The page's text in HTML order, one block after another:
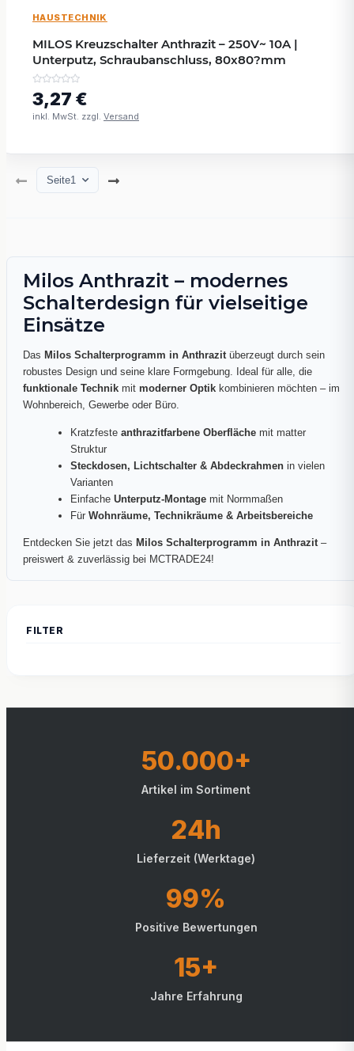
HAUSTECHNIK
MILOS Kreuzschalter Anthrazit – 250V~ 10A |
Unterputz, Schraubanschluss, 80x80?mm
3,27 €
inkl. MwSt. zzgl. Versand
Seite1
Milos Anthrazit – modernes
Schalterdesign für vielseitige
Einsätze
Das Milos Schalterprogramm in Anthrazitüberzeugt durch sein
robustes Design und seine klare Formgebung. Ideal für alle, die
funktionale Technik mit moderner Optik kombinieren möchten – im
Wohnbereich, Gewerbe oder Büro.
Kratzfeste anthrazitfarbene Oberfläche mit matter
Struktur
Steckdosen, Lichtschalter & Abdeckrahmen in vielen
Varianten
Einfache Unterputz-Montage mit Normmaßen
Für Wohnräume, Technikräume & Arbeitsbereiche
Entdecken Sie jetzt das Milos Schalterprogramm in Anthrazit–
preiswert & zuverlässig bei MCTRADE24!
50.000+
Artikel im Sortiment
24h
Lieferzeit (Werktage)
99%
Positive Bewertungen
15+
Jahre Erfahrung